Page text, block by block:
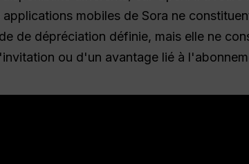
mobiles de Sora ne
de dépréciation définie, mais elle ne
ou d'un avantage lié à